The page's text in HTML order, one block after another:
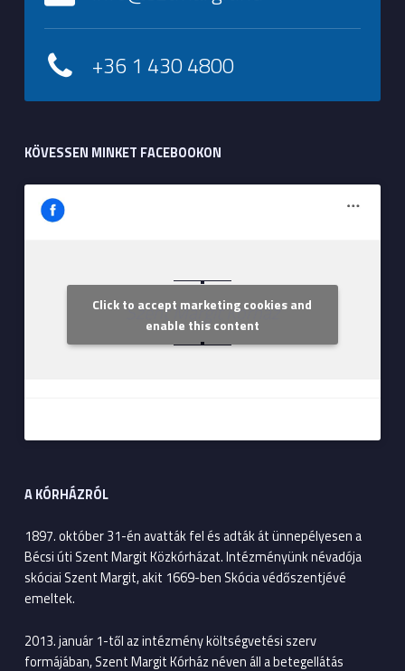
+36 1 430 4800
KÖVESSEN MINKET FACEBOOKON
Szent Margit Kórház
Click to accept marketing cookies and
enable this content
A KÓRHÁZRÓL
1897. október 31-én avatták fel és adták át ünnepélyesen a
Bécsi úti Szent Margit Közkórházat. Intézményünk névadója
skóciai Szent Margit, akit 1669-ben Skócia védőszentjévé
emeltek.
2013. január 1-től az intézmény költségvetési szerv
formájában, Szent Margit Kórház néven áll a betegellátás